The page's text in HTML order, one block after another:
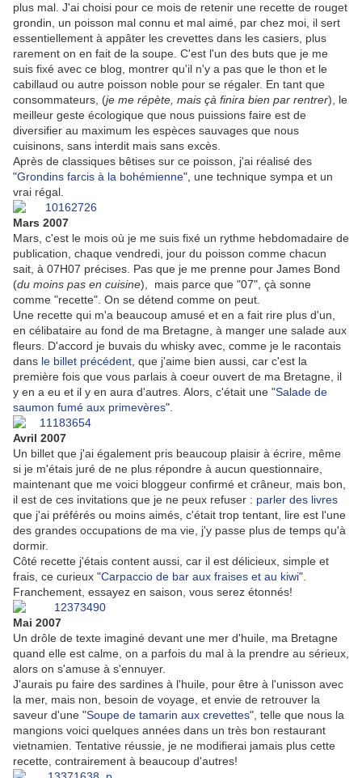
plus mal. J'ai choisi pour ce mois de retenir une recette de rouget
grondin, un poisson mal connu et mal aimé, par chez moi, il sert
essentiellement à appâter les crevettes dans les casiers, plus
rarement on en fait de la soupe. C'est l'un des buts que je me
suis fixé avec ce blog, montrer qu'il n'y a pas que le thon et le
cabillaud ou autre poisson noble pour se régaler. En tant que
consommateurs, (je me répète, mais çà finira bien par rentrer), le
meilleur geste écologique que nous puissions faire est de
diversifier au maximum les espèces sauvages que nous
cuisinons, sans interdit mais sans excès.
Après de classiques bêtises sur ce poisson, j'ai réalisé des
"Grondins farcis à la bohémienne", une technique sympa et un
vrai régal.
Mars 2007
Mars, c'est le mois où je me suis fixé un rythme hebdomadaire de
publication, chaque vendredi, jour du poisson comme chacun
sait, à 07H07 précises. Pas que je me prenne pour James Bond
(du moins pas en cuisine), mais parce que "07", çà sonne
comme "recette". On se détend comme on peut.
Une recette qui m'a beaucoup amusé et en a fait rire plus d'un,
en célibataire au fond de ma Bretagne, à manger une salade aux
fleurs. D'accord je buvais du whisky avec, comme je le racontais
dans le billet précédent , que j'aime bien aussi, car c'est la
première fois que vous parlais à coeur ouvert de ma Bretagne, il
y en a eu et il y en aura d'autres. Alors, c'était une "Salade de
saumon fumé aux primevères".
Avril 2007
Un billet que j'ai également pris beaucoup plaisir à écrire, même
si je m'étais juré de ne plus répondre à aucun questionnaire,
maintenant que me voici bloggeur confirmé et crâneur, mais bon,
il est de ces invitations que je ne peux refuser : parler des livres
que j'ai préférés ou moins aimés, c'était trop tentant, lire est l'une
des grandes occupations de ma vie, j'y passe plus de temps qu'à
dormir.
Côté recette j'étais content aussi, car il est délicieux, simple et
frais, ce curieux "Carpaccio de bar aux fraises et au kiwi".
Franchement, essayez en saison, vous serez étonnés!
Mai 2007
Un drôle de texte imaginé devant une mer d'huile, ma Bretagne
quand elle est calme, on a parfois du mal à la prendre au sérieux,
alors on s'amuse à s'ennuyer.
J'aurais pu faire des sardines à l'huile, pour être à l'unisson avec
la mer, mais non, besoin de voyage, et envie de retrouver la
saveur d'une "Soupe de tamarin aux crevettes", telle que nous la
mangions voici quelques années dans un très bon restaurant
vietnamien. Tentative réussie, je ne modifierai jamais plus cette
recette, contrairement à beaucoup d'autres!